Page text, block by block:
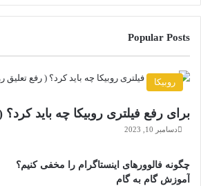
Popular Posts
روبیکا
برای رفع فیلتری روبیکا چه باید کرد؟
دسامبر 10, 2023
چگونه فالوورهای اینستاگرام را مخفی کنیم؟
آموزش گام به گام